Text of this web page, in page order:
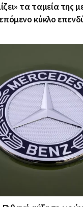
τα ταμεία της
επόμενο κύκλο